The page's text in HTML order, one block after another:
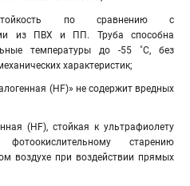
по сравнению с
из ПВХ и ПП. Труба способна
температуры до -55 ˚С, без
характеристик;
(HF)» не содержит вредных
(HF), стойкая к ультрафиолету
старению
воздухе при воздействии прямых